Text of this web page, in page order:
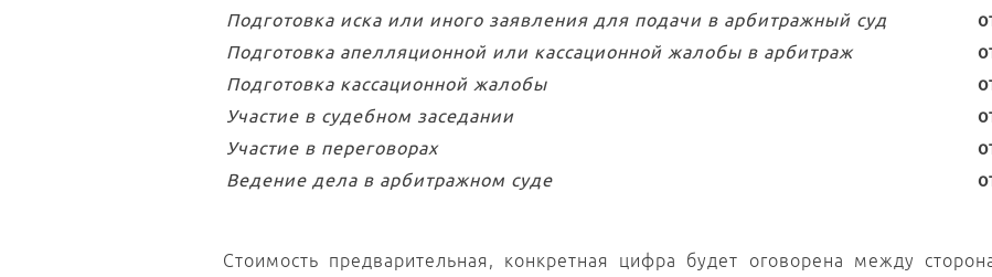
Подготовка иска или иного заявления для подачи в арбитражный суд
Подготовка апелляционной или кассационной жалобы в арбитраж
Подготовка кассационной жалобы
Участие в судебном заседании
Участие в переговорах
Ведение дела в арбитражном суде
Стоимость предварительная, конкретная цифра будет оговорена между